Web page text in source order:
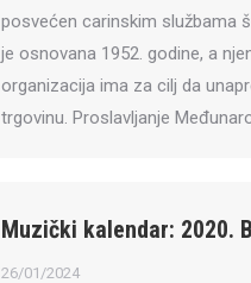
posvećen carinskim službama
je osnovana 1952. godine, a
organizacija ima za cilj da
trgovinu. Proslavljanje
Muzički kalendar: 2020.
26/01/2024